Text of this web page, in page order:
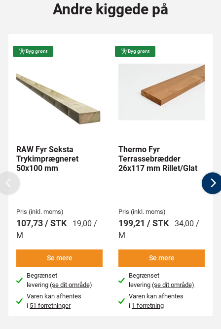
Andre kiggede på
Byg grønt
RAW Fyr Seksta
Trykimprægneret
50x100 mm
Pris (inkl. moms)
107,73 / STK
19,00 /
M
Se mere
Begrænset
levering(se dit område)
Varen kan afhentes
i 51 forretninger
Byg grønt
Thermo Fyr
Terrassebrædder
26x117 mm Rillet/Glat
Pris (inkl. moms)
199,21 / STK 34,00 /
M
Se mere
Begrænset
levering(se dit område)
Varen kan afhentes
i 1 forretning
Previous